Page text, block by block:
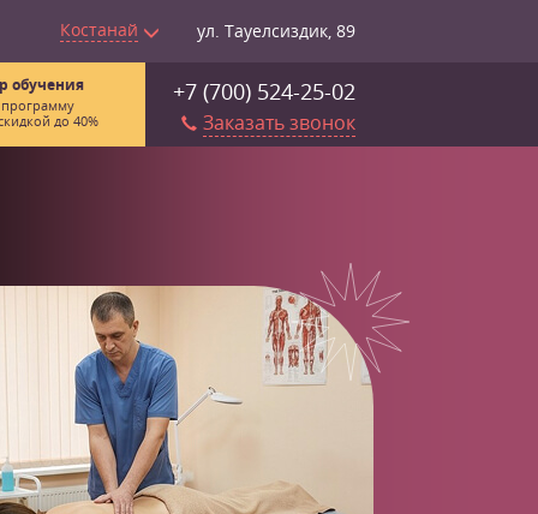
Костанай ул. Тауелсиздик, 89
+7 (700) 524-25-02
Заказать звонок
обучения
до 40%